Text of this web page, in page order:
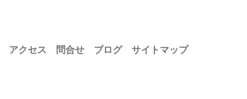
アクセス 問合せ ブログ サイトマップ